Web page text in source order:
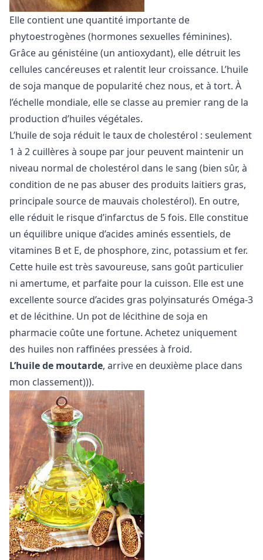
Elle contient une quantité importante de
phytoestrogènes (hormones sexuelles féminines).
Grâce au génistéine (un antioxydant), elle détruit les
cellules cancéreuses et ralentit leur croissance. L’huile
de soja manque de popularité chez nous, et à tort. À
l’échelle mondiale, elle se classe au premier rang de la
production d’huiles végétales.
L’huile de soja réduit le taux de cholestérol : seulement
1 à 2 cuillères à soupe par jour peuvent maintenir un
niveau normal de cholestérol dans le sang (bien sûr, à
condition de ne pas abuser des produits laitiers gras,
principale source de mauvais cholestérol). En outre,
elle réduit le risque d’infarctus de 5 fois. Elle constitue
un équilibre unique d’acides aminés essentiels, de
vitamines B et E, de phosphore, zinc, potassium et fer.
Cette huile est très savoureuse, sans goût particulier
ni amertume, et parfaite pour la cuisson. Elle est une
excellente source d’acides gras polyinsaturés Oméga-3
et de lécithine. Un pot de lécithine de soja en
pharmacie coûte une fortune. Achetez uniquement
des huiles non raffinées pressées à froid.
L’huile de moutarde, arrive en deuxième place dans
mon classement))).